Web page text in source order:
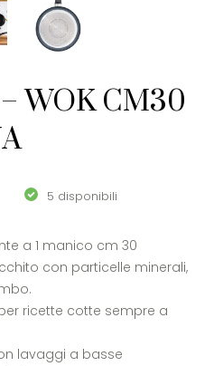
WOK CM30
was: €49,50.
price is:
5 disponibili
a 1 manico cm 30
con particelle minerali,
ricette cotte sempre a
lavaggi a basse